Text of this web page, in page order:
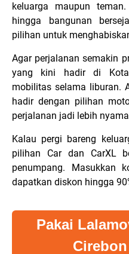
keluarga maupun
hingga bangunan
pilihan untuk
Agar perjalanan semakin
yang kini hadir di Kota
mobilitas selama liburan.
hadir dengan pilihan
perjalanan jadi lebih
Kalau pergi bareng
pilihan Car dan CarXL
penumpang. Masukkan
dapatkan diskon hingga
Pakai